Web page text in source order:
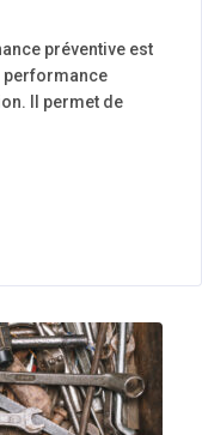
préventive est
performance
Il permet de